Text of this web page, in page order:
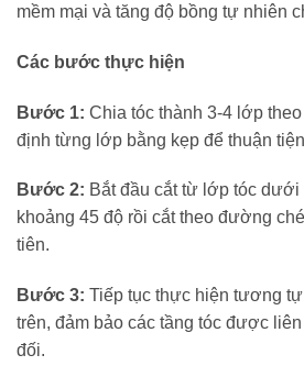
mềm mại và tăng độ bồng tự nhiên
Các bước thực hiện
Bước 1: Chia tóc thành 3-4 lớp
định từng lớp bằng kẹp để thuận
Bước 2: Bắt đầu cắt từ lớp tóc dưới
khoảng 45 độ rồi cắt theo đường
tiên.
Bước 3: Tiếp tục thực hiện tương
trên, đảm bảo các tầng tóc được
đối.